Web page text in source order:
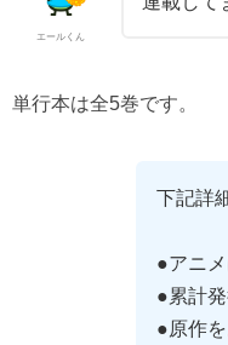
エールくん
単行本は全5巻です。
下記詳
●アニ
●累計
●原作を